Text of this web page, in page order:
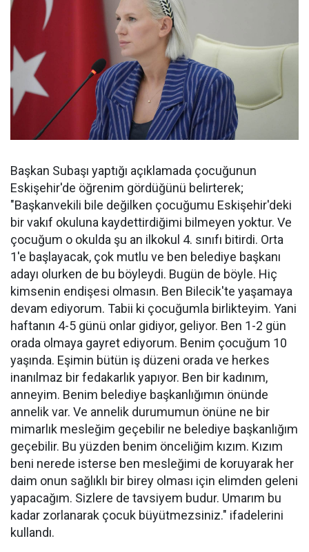
Başkan Subaşı yaptığı açıklamada çocuğunun
Eskişehir'de öğrenim gördüğünü belirterek;
"Başkanvekili bile değilken çocuğumu Eskişehir'deki
bir vakıf okuluna kaydettirdiğimi bilmeyen yoktur. Ve
çocuğum o okulda şu an ilkokul 4. sınıfı bitirdi. Orta
1'e başlayacak, çok mutlu ve ben belediye başkanı
adayı olurken de bu böyleydi. Bugün de böyle. Hiç
kimsenin endişesi olmasın. Ben Bilecik'te yaşamaya
devam ediyorum. Tabii ki çocuğumla birlikteyim. Yani
haftanın 4-5 günü onlar gidiyor, geliyor. Ben 1-2 gün
orada olmaya gayret ediyorum. Benim çocuğum 10
yaşında. Eşimin bütün iş düzeni orada ve herkes
inanılmaz bir fedakarlık yapıyor. Ben bir kadınım,
anneyim. Benim belediye başkanlığımın önünde
annelik var. Ve annelik durumumun önüne ne bir
mimarlık mesleğim geçebilir ne belediye başkanlığım
geçebilir. Bu yüzden benim önceliğim kızım. Kızım
beni nerede isterse ben mesleğimi de koruyarak her
daim onun sağlıklı bir birey olması için elimden geleni
yapacağım. Sizlere de tavsiyem budur. Umarım bu
kadar zorlanarak çocuk büyütmezsiniz." ifadelerini
kullandı.